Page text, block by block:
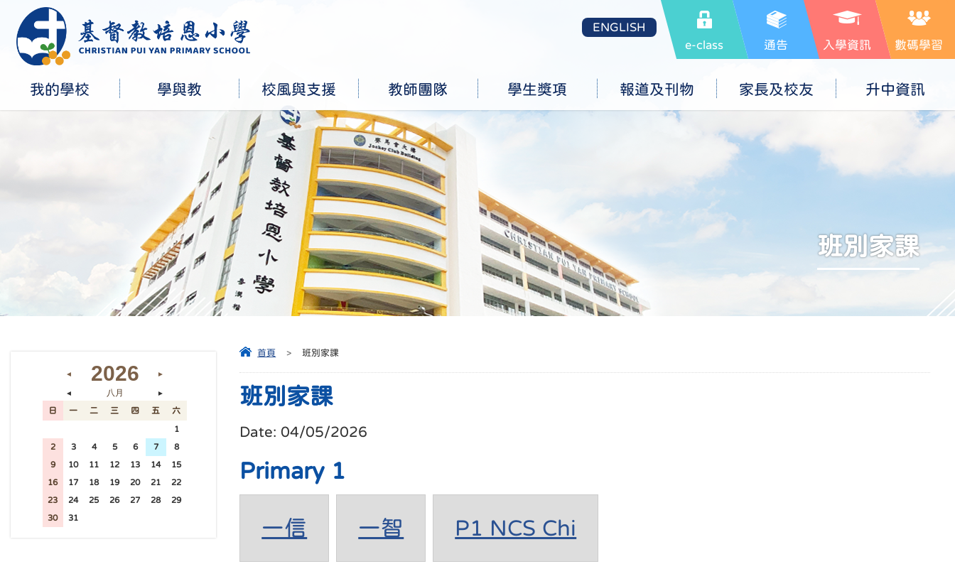
e-class 通告 入學資訊 數碼學習
ENGLISH
我的學校 學與教 校風與支援 教師團隊 學生獎項 報道及刊物 家長及校友 升中資訊
班別家課
首頁 > 班別家課
班別家課
Date: 04/05/2026
Primary 1
一信 一智 P1 NCS Chi
◄ 2026 ►
◄ 八月 ►
日 一 二 三 四 五 六
1
2 3 4 5 6 7 8
9 10 11 12 13 14 15
16 17 18 19 20 21 22
23 24 25 26 27 28 29
30 31